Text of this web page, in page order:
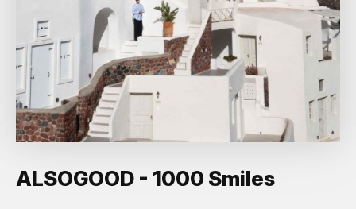
ALSOGOOD - 1000 Smiles